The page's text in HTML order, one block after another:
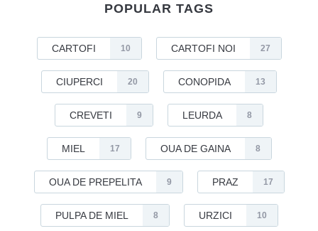
POPULAR TAGS
CARTOFI 10 CARTOFI NOI 27
CIUPERCI 20 CONOPIDA 13
CREVETI 9 LEURDA 8
MIEL 17 OUA DE GAINA 8
OUA DE PREPELITA 9 PRAZ 17
PULPA DE MIEL 8 URZICI 10